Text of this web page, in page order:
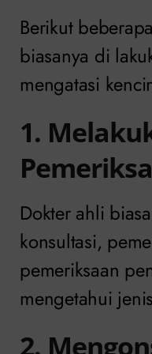
Berikut
biasanya di
mengatasi
1.
Dokter ahli
konsultasi,
pemeriksaan
mengetahui
2.